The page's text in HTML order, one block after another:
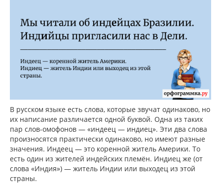
В русском языке есть слова, которые звучат одинаково, но
их написание различается одной буквой. Одна из таких
пар слов-омофонов — «индеец — индиец». Эти два слова
произносятся практически одинаково, но имеют разные
значения. Индеец — это коренной житель Америки. То
есть один из жителей индейских племён. Индиец же (от
слова «Индия») — житель Индии или выходец из этой
страны.